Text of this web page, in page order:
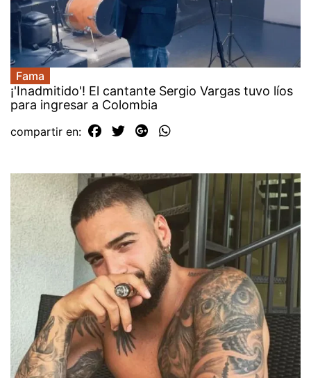
Fama
¡'Inadmitido'! El cantante Sergio Vargas tuvo líos
para ingresar a Colombia
compartir en: